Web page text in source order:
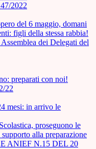
2022
del 6 maggio, domani
figli della stessa rabbia!
dei Delegati del
preparati con noi!
22
mesi: in arrivo le
proseguono le
alla preparazione
ANIEF N.15 DEL 20